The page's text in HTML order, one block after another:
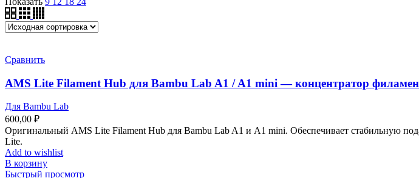
Сравнить
AMS Lite Filament Hub для Bambu Lab A1 / A1 mini — концентратор
Для Bambu Lab
600,00 ₽
Оригинальный AMS Lite Filament Hub для Bambu Lab A1 и A1 mini. Обеспечивает стабильную
Lite.
Add to wishlist
В корзину
Быстрый просмотр